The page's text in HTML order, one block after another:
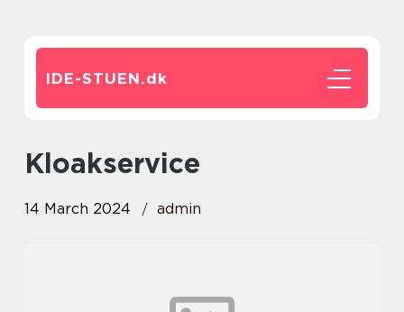
IDE-STUEN.dk
kloakservice
14 March 2024 admin